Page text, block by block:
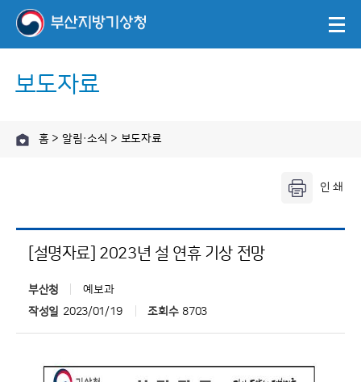
보도자료
홈 > 알림·소식 > 보도자료
[설명자료] 2023년 설 연휴 기상 전망
부산청
예보과
작성일 2023/01/19 조회수 8703